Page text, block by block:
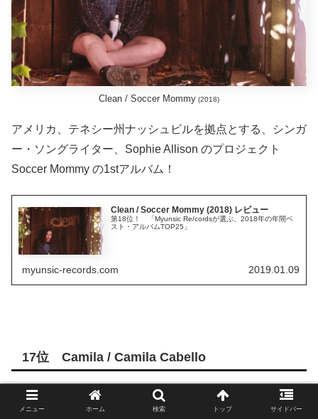
Clean / Soccer Mommy (2018)
アメリカ、テネシー州ナッシュビルを拠点とする、シンガ
ー・ソングライター、Sophie Allison のプロジェクト
Soccer Mommy の1stアルバム！
Clean / Soccer Mommy (2018) レビュー
第18位！ 「Myunsic Re/cordsが選ぶ、2018年の年間ベ
スト・アルバムTOP25」
myunsic-records.com 2019.01.09
17位 Camila / Camila Cabello
メニュー ホーム 検索 トップ サイドバー